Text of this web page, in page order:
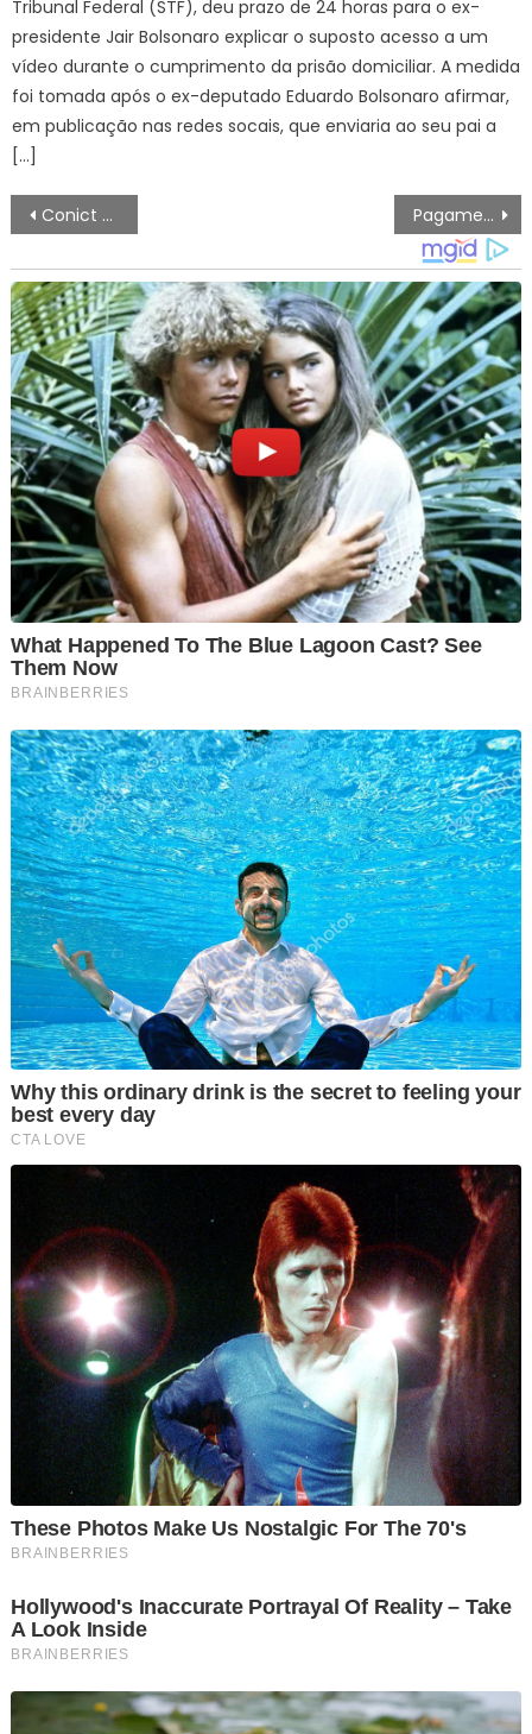
Tribunal Federal (STF), deu prazo de 24 horas para o ex-
presidente Jair Bolsonaro explicar o suposto acesso a um
vídeo durante o cumprimento da prisão domiciliar. A medida
foi tomada após o ex-deputado Eduardo Bolsonaro afirmar,
em publicação nas redes socais, que enviaria ao seu pai a
[…]
Navegação
de
artigos
Conict 2026 recebe trabalhos de estudantes e pesquisadores até 10 de agosto – IFSP Pagamento automático de pensão alimentícia é aprovado no Senado